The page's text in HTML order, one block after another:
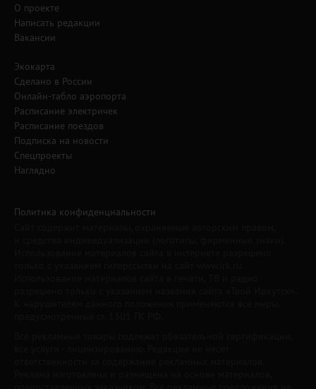
О проекте
Написать редакции
Вакансии
Экокарта
Сделано в России
Онлайн-табло аэропорта
Расписание электричек
Расписание поездов
Подписка на новости
Спецпроекты
Наглядно
Политика конфиденциальности